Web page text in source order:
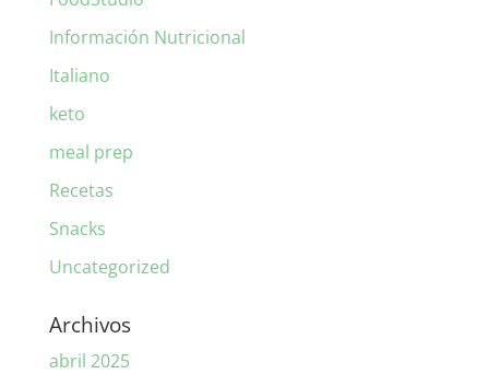
Información Nutricional
Italiano
keto
meal prep
Recetas
Snacks
Uncategorized
Archivos
abril 2025